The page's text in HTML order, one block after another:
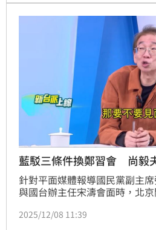
開放出來的話，就差很多，會
來以後管他犯什麼罪，都可以
藍駁三條件換鄭習會 尚毅
針對平面媒體報導國民黨副主
與國台辦主任宋濤會面時，北
登場，國民黨今（8）日嚴正駁
2025/12/08 11:39